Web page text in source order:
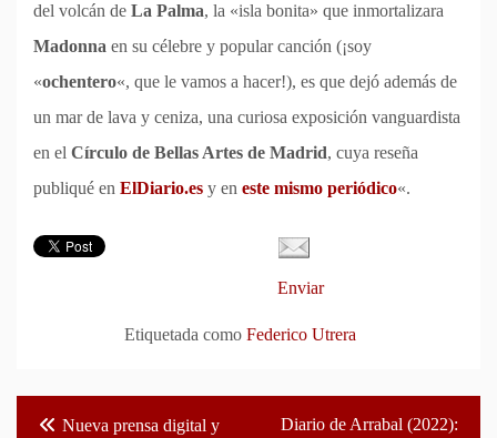
del volcán de La Palma, la «isla bonita» que inmortalizara
Madonna en su célebre y popular canción (¡soy
«ochentero«, que le vamos a hacer!), es que dejó además de
un mar de lava y ceniza, una curiosa exposición vanguardista
en el Círculo de Bellas Artes de Madrid, cuya reseña
publiqué en ElDiario.es y en este mismo periódico«.
Enviar
Etiquetada como Federico Utrera
Navegación
Nueva prensa digital y Diario de Arrabal (2022):